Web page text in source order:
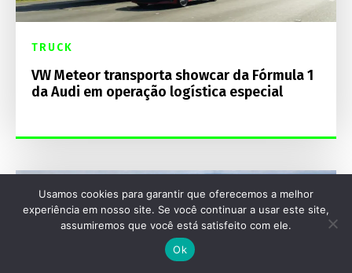
TRUCK
VW Meteor transporta showcar da Fórmula 1
da Audi em operação logística especial
Usamos cookies para garantir que oferecemos a melhor
experiência em nosso site. Se você continuar a usar este site,
assumiremos que você está satisfeito com ele.
Ok